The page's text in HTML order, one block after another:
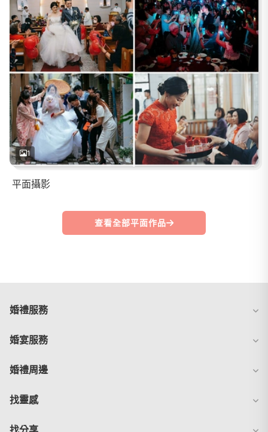
1
平面攝影
查看全部平面作品
婚禮服務
婚宴服務
婚禮周邊
找靈感